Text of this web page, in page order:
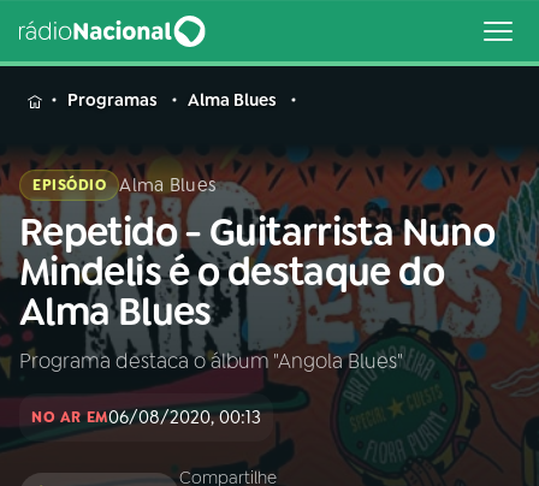
MENU
Buscar
na
Rádio
Nacional
Buscar
AO VIVO
01INÍCIO
Programas Alma Blues
EPISÓDIO Alma Blues
Repetido - Guitarrista Nuno
Mindelis é o destaque do
Alma Blues
Programa destaca o álbum "Angola Blues"
NO AR EM06/08/2020, 00:13
Compartilhe